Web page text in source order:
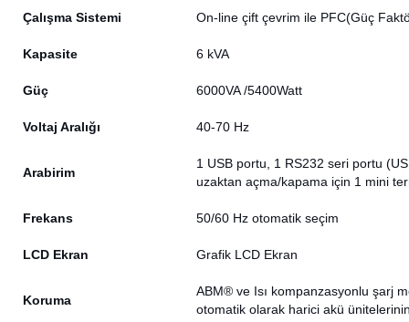
Çalışma Sistemi On-line çift çevrim ile PFC(Güç
Kapasite 6 kVA
Güç 6000VA /5400Watt
Voltaj Aralığı 40-70 Hz
Arabirim
1 USB portu, 1 RS232 seri portu
uzaktan açma/kapama için 1 mini
Frekans 50/60 Hz otomatik seçim
LCD Ekran Grafik LCD Ekran
Koruma
ABM® ve Isı kompanzasyonlu şarj
otomatik olarak harici akü